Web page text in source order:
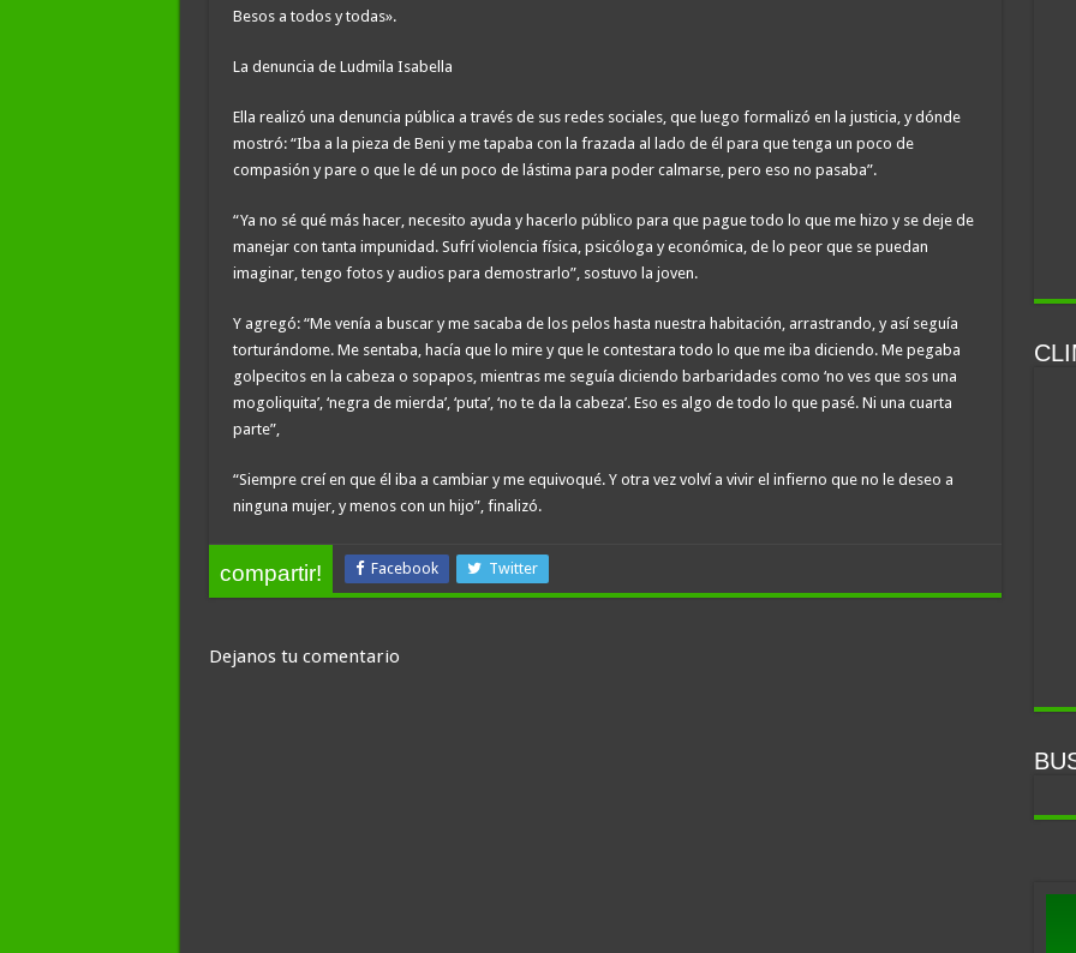
Besos a todos y todas».
La denuncia de Ludmila Isabella
Ella realizó una denuncia pública a través de sus redes sociales, que luego formalizó en la justicia, y dónde
mostró: “Iba a la pieza de Beni y me tapaba con la frazada al lado de él para que tenga un poco de
compasión y pare o que le dé un poco de lástima para poder calmarse, pero eso no pasaba”.
“Ya no sé qué más hacer, necesito ayuda y hacerlo público para que pague todo lo que me hizo y se deje de
manejar con tanta impunidad. Sufrí violencia física, psicóloga y económica, de lo peor que se puedan
imaginar, tengo fotos y audios para demostrarlo”, sostuvo la joven.
Y agregó: “Me venía a buscar y me sacaba de los pelos hasta nuestra habitación, arrastrando, y así seguía
torturándome. Me sentaba, hacía que lo mire y que le contestara todo lo que me iba diciendo. Me pegaba
golpecitos en la cabeza o sopapos, mientras me seguía diciendo barbaridades como ‘no ves que sos una
mogoliquita’, ‘negra de mierda’, ‘puta’, ‘no te da la cabeza’. Eso es algo de todo lo que pasé. Ni una cuarta
parte”,
“Siempre creí en que él iba a cambiar y me equivoqué. Y otra vez volví a vivir el infierno que no le deseo a
ninguna mujer, y menos con un hijo”, finalizó.
compartir! Facebook Twitter
Dejanos tu comentario